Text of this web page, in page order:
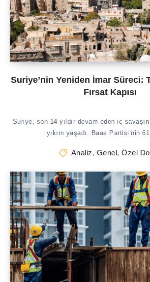
Suriye’nin Yeniden İmar Süreci:
Fırsat Kapısı
Suriye, son 14 yıldır devam eden iç
yıkım yaşadı. Baas Partisi’nin
Analiz, Genel, Özel